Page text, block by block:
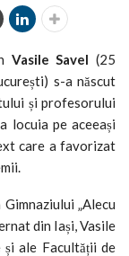
Vasile Savel (25
s-a născut
și profesorului
locuia pe aceeași
care a favorizat
„Alecu
din Iași, Vasile
ale Facultății de